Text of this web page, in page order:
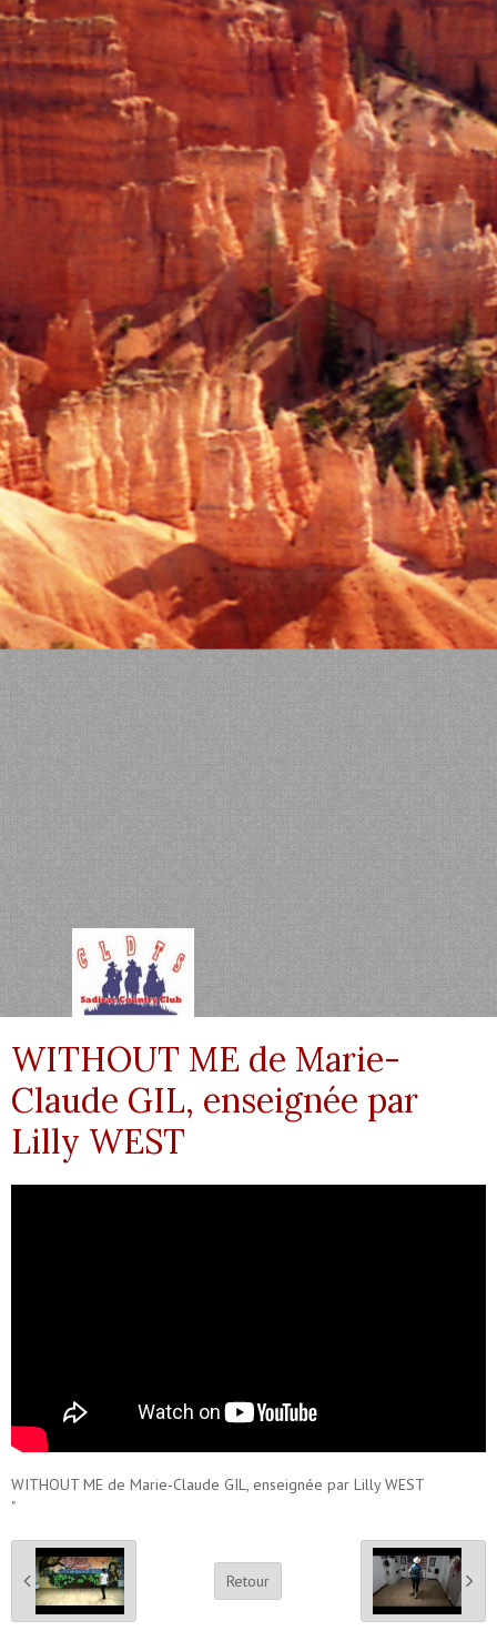
WITHOUT ME de Marie-
Claude GIL, enseignée par
Lilly WEST
WITHOUT ME de Marie-Claude GIL, enseignée par Lilly WEST
"
Retour